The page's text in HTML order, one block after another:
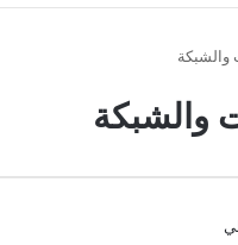
والشبكة
والشبكة